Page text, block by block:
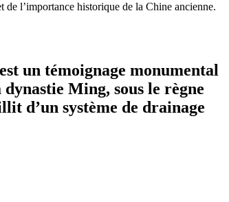
l’importance historique de la Chine ancienne.
un témoignage monumental
Ming, sous le règne
d’un système de drainage